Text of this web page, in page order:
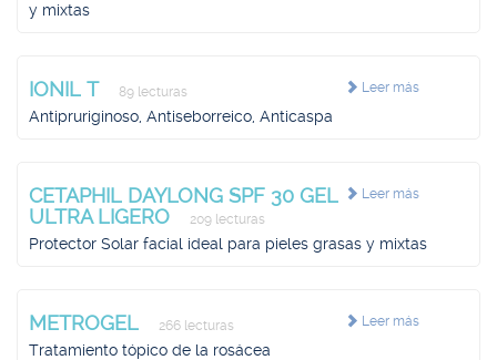
y mixtas
Leer más
IONIL T 89 lecturas
Antipruriginoso, Antiseborreico, Anticaspa
Leer más
CETAPHIL DAYLONG SPF 30 GEL
ULTRA LIGERO
209 lecturas
Protector Solar facial ideal para pieles grasas y mixtas
Leer más
METROGEL 266 lecturas
Tratamiento tópico de la rosácea